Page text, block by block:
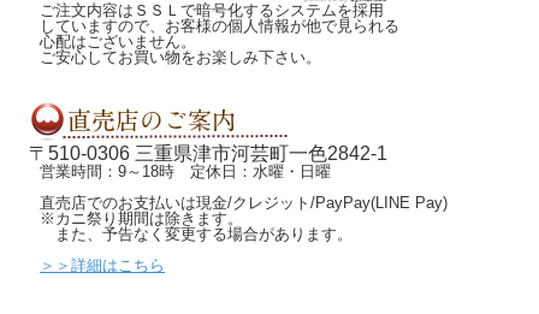
ご注文内容はＳＳＬで暗号化するシステムを採用
していますので、お客様の個人情報が他で見られる
心配はございません。
ご安心してお買い物をお楽しみ下さい。
〒510-0306 三重県津市河芸町一色2842-1
営業時間：9～18時 定休日：水曜・日曜
直売店でのお支払いは現金/クレジット/PayPay(LINE Pay)
※カニ祭り期間は除きます。
また、予告なく変更する場合があります。
＞＞詳細はこちら